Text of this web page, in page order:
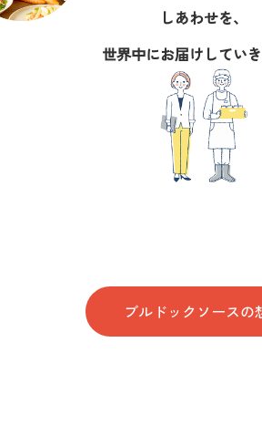
しあわせを、
世界中にお届けしていき
ブルドックソースの